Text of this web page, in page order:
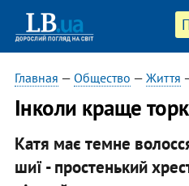
Главная — Общество — Життя
Інколи краще
Катя має темне
шиї - простенький